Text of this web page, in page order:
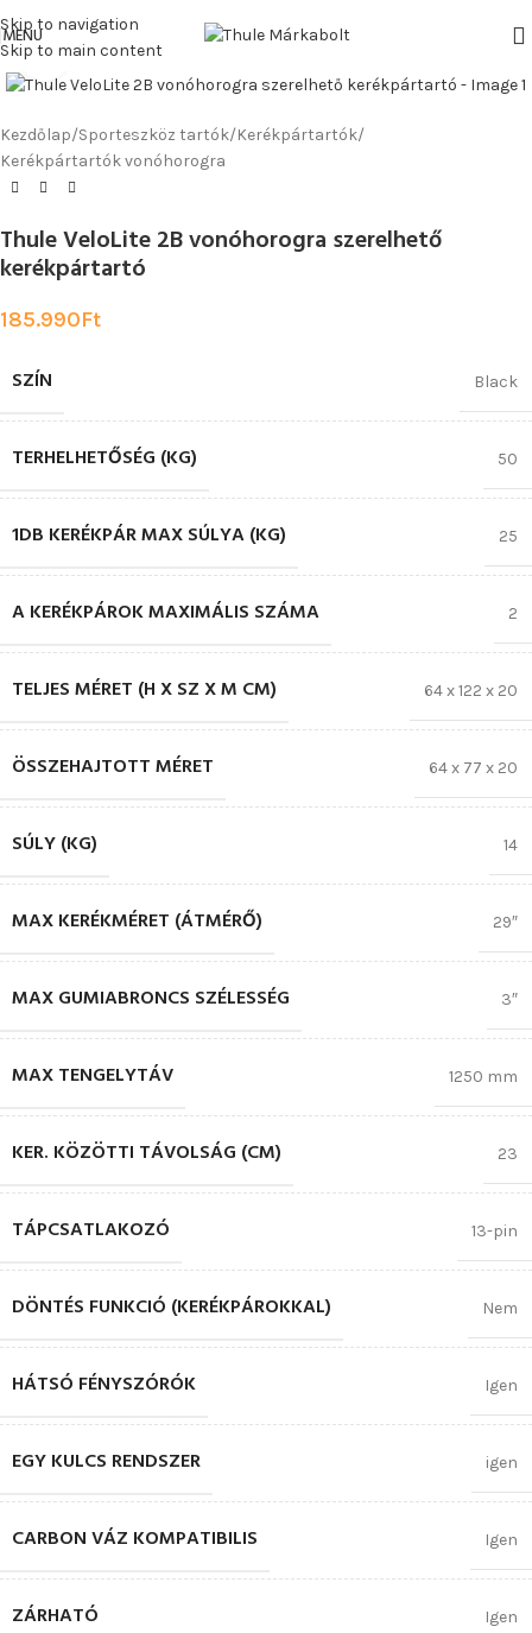
Skip to navigation
Skip to main content
MENU
Click to enlarge
Kezdőlap/Sporteszköz tartók/Kerékpártartók/
Kerékpártartók vonóhorogra
Thule VeloLite 2B vonóhorogra szerelhető
kerékpártartó
185.990Ft
SZÍN Black
TERHELHETŐSÉG (KG) 50
1DB KERÉKPÁR MAX SÚLYA (KG) 25
A KERÉKPÁROK MAXIMÁLIS SZÁMA 2
TELJES MÉRET (H X SZ X M CM) 64 x 122 x 20
ÖSSZEHAJTOTT MÉRET 64 x 77 x 20
SÚLY (KG) 14
MAX KERÉKMÉRET (ÁTMÉRŐ) 29″
MAX GUMIABRONCS SZÉLESSÉG 3″
MAX TENGELYTÁV 1250 mm
KER. KÖZÖTTI TÁVOLSÁG (CM) 23
TÁPCSATLAKOZÓ 13-pin
DÖNTÉS FUNKCIÓ (KERÉKPÁROKKAL) Nem
HÁTSÓ FÉNYSZÓRÓK Igen
EGY KULCS RENDSZER igen
CARBON VÁZ KOMPATIBILIS Igen
ZÁRHATÓ Igen